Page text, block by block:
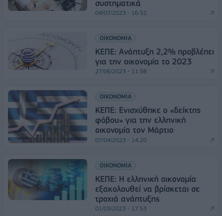
συστηματικά
04/07/2023 - 16:52
ΟΙΚΟΝΟΜΙΑ
ΚΕΠΕ: Ανάπτυξη 2,2% προβλέπει
για την οικονομία το 2023
27/06/2023 - 11:58
ΟΙΚΟΝΟΜΙΑ
ΚΕΠΕ: Ενισχύθηκε ο «δείκτης
φόβου» για την ελληνική
οικονομία τον Μάρτιο
07/04/2023 - 14:20
ΟΙΚΟΝΟΜΙΑ
ΚΕΠΕ: Η ελληνική οικονομία
εξακολουθεί να βρίσκεται σε
τροχιά ανάπτυξης
01/03/2023 - 17:53